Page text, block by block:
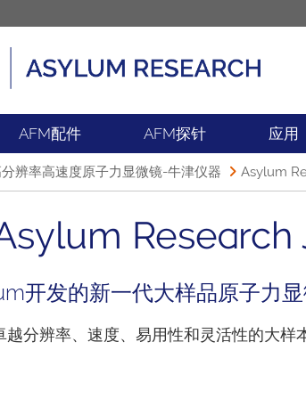
应用
AFM配件 AFM探针 应用
辨率高速度原子力显微镜-牛津仪器 Asylum
Research
开发的新一代大样品原子力
越分辨率、速度、易用性和灵活性的大样